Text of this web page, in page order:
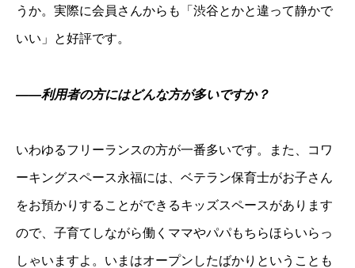
うか。実際に会員さんからも「渋谷とかと違って静かで
いい」と好評です。
――利用者の方にはどんな方が多いですか？
いわゆるフリーランスの方が一番多いです。また、コワ
ーキングスペース永福には、ベテラン保育士がお子さん
をお預かりすることができるキッズスペースがあります
ので、子育てしながら働くママやパパもちらほらいらっ
しゃいますよ。いまはオープンしたばかりということも